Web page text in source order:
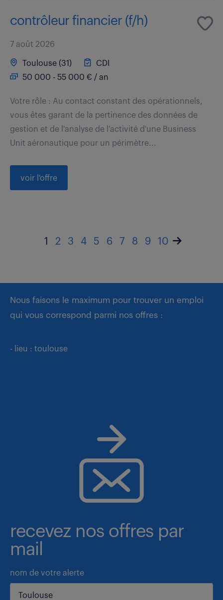
contrôleur financier (f/h)
7 août 2026
Toulouse (31)
CDI
50 000 - 55 000 € / an
Votre rôle : Au contact constant des opérationnels,
vous êtes garant de la pertinence des données de
gestion et de l'analyse de l'activité d'une Business
Unit aéronautique pour un périmètre...
voir l'offre
1 2 3 4 5 6 7 8 9 10
Nous faisons le maximum pour trouver un emploi
qui vous correspond parmi nos offres :
- lieu : toulouse
recevez nos offres par
mail
nom de votre alerte